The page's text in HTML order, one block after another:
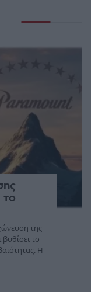
το
της
το
Η